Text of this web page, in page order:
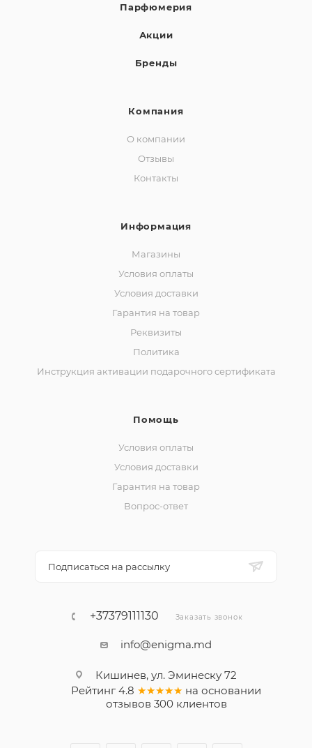
Парфюмерия
Акции
Бренды
Компания
О компании
Отзывы
Контакты
Информация
Магазины
Условия оплаты
Условия доставки
Гарантия на товар
Реквизиты
Политика
Инструкция активации подарочного сертификата
Помощь
Условия оплаты
Условия доставки
Гарантия на товар
Вопрос-ответ
Подписаться на рассылку
+37379111130 Заказать звонок
info@enigma.md
Кишинев, ул. Эминеску 72
Рейтинг 4.8 ★★★★★ на основании
отзывов 300клиентов